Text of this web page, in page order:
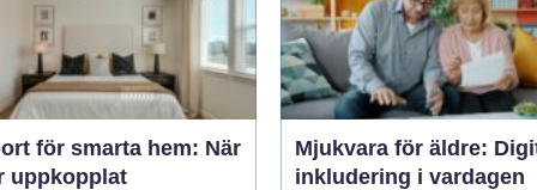
för smarta hem: När
uppkopplat
Mjukvara för äldre:
inkludering i vardagen